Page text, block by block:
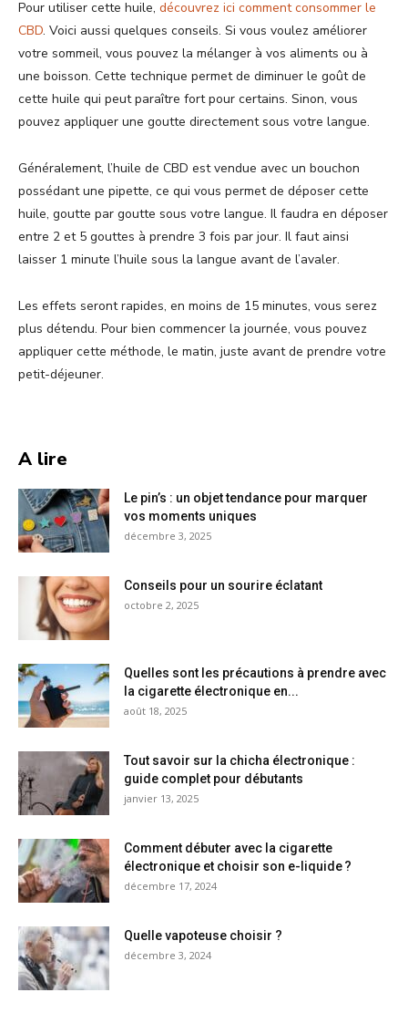
Pour utiliser cette huile, découvrez ici comment consommer le
CBD. Voici aussi quelques conseils. Si vous voulez améliorer
votre sommeil, vous pouvez la mélanger à vos aliments ou à
une boisson. Cette technique permet de diminuer le goût de
cette huile qui peut paraître fort pour certains. Sinon, vous
pouvez appliquer une goutte directement sous votre langue.
Généralement, l’huile de CBD est vendue avec un bouchon
possédant une pipette, ce qui vous permet de déposer cette
huile, goutte par goutte sous votre langue. Il faudra en déposer
entre 2 et 5 gouttes à prendre 3 fois par jour. Il faut ainsi
laisser 1 minute l’huile sous la langue avant de l’avaler.
Les effets seront rapides, en moins de 15 minutes, vous serez
plus détendu. Pour bien commencer la journée, vous pouvez
appliquer cette méthode, le matin, juste avant de prendre votre
petit-déjeuner.
A lire
Le pin’s : un objet tendance pour marquer
vos moments uniques
décembre 3, 2025
Conseils pour un sourire éclatant
octobre 2, 2025
Quelles sont les précautions à prendre avec
la cigarette électronique en...
août 18, 2025
Tout savoir sur la chicha électronique :
guide complet pour débutants
janvier 13, 2025
Comment débuter avec la cigarette
électronique et choisir son e-liquide ?
décembre 17, 2024
Quelle vapoteuse choisir ?
décembre 3, 2024